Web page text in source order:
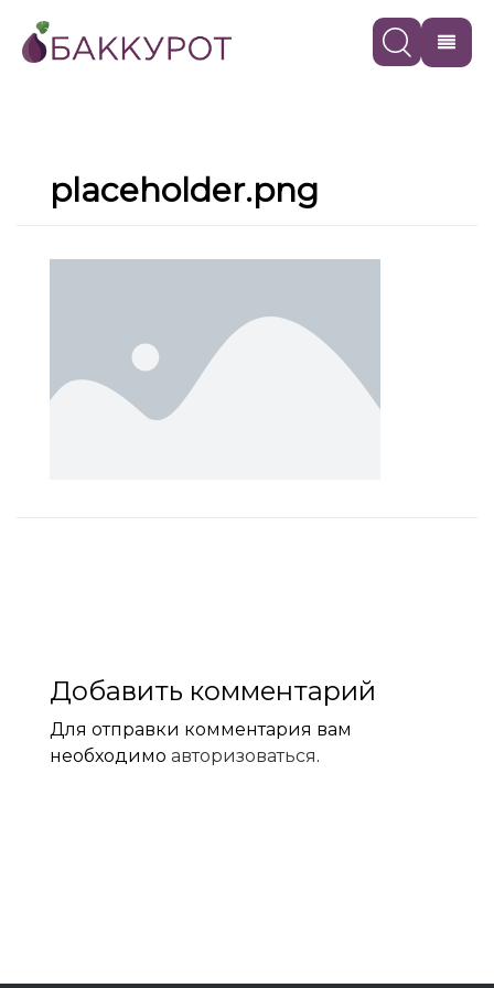
placeholder.png
Добавить комментарий
Для отправки комментария вам
необходимо авторизоваться.